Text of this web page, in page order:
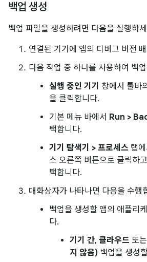
백업 생성
백업 파일을 생성하려면 다음을 실행하
연결된 기기에 앱의 디버그 버전
다음 작업 중 하나를 사용하여 백
실행 중인 기기 창에서 툴바의
을 클릭합니다.
기본 메뉴 바에서 Run >
택합니다.
기기 탐색기 > 프로세스 탭
스 오른쪽 버튼으로 클릭하고
택합니다.
대화상자가 나타나면 다음을 수행
백업을 생성할 앱의 애플리
다.
기기 간, 클라우드 또는
지 않음) 백업을 생성